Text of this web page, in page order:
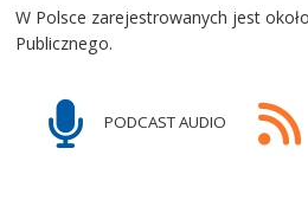
W Polsce zarejestrowanych jest
Publicznego.
PODCAST AUDIO